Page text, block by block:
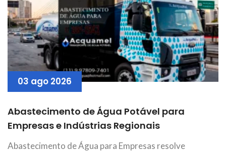
03 ago 2026
Abastecimento de Água Potável para
Empresas e Indústrias Regionais
Abastecimento de Água para Empresas resolve